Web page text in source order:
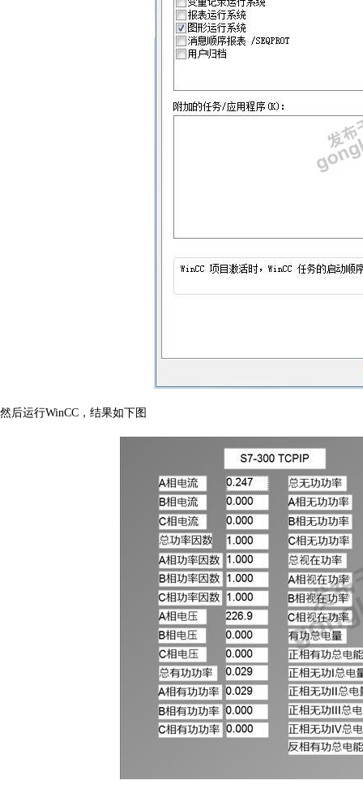
然后运行WinCC ，结果如下图